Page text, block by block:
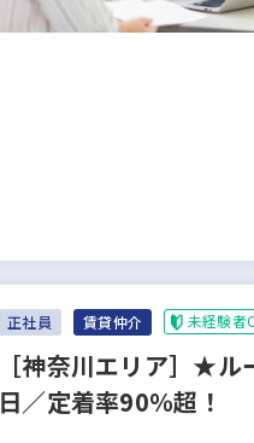
正社員 賃貸仲介 未経験者
［神奈川エリア］★
日／定着率90％超！